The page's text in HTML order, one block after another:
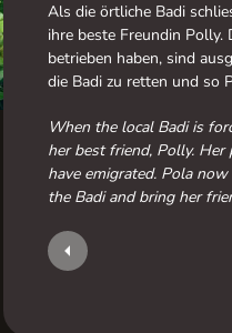
Als die örtliche Badi
ihre beste Freundin Polly.
betrieben haben, sind
die Badi zu retten und so
When the local Badi is
her best friend, Polly. Her
have emigrated. Pola
the Badi and bring her